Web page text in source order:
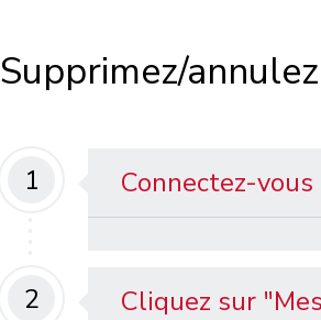
Supprimez/
1 Connectez-
2 Cliquez sur